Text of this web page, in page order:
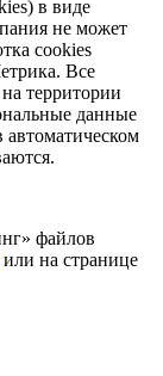
в виде
не может
cookies
Все
территории
данные
файлов
или на странице